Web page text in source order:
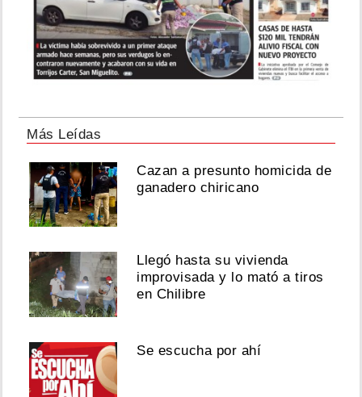
Más Leídas
Cazan a presunto homicida de
ganadero chiricano
Llegó hasta su vivienda
improvisada y lo mató a tiros
en Chilibre
Se escucha por ahí